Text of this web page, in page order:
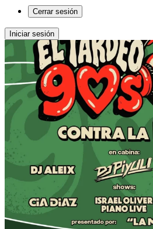
Cerrar sesión
Iniciar sesión